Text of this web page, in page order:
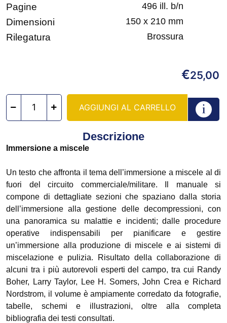
Pagine 496 ill. b/n
Dimensioni 150 x 210 mm
Rilegatura Brossura
€25,00
AGGIUNGI AL CARRELLO
Descrizione
Immersione a miscele
Un testo che affronta il tema dell’immersione a miscele al di
fuori del circuito commerciale/militare. Il manuale si
compone di dettagliate sezioni che spaziano dalla storia
dell’immersione alla gestione delle decompressioni, con
una panoramica su malattie e incidenti; dalle procedure
operative indispensabili per pianificare e gestire
un’immersione alla produzione di miscele e ai sistemi di
miscelazione e pulizia. Risultato della collaborazione di
alcuni tra i più autorevoli esperti del campo, tra cui Randy
Boher, Larry Taylor, Lee H. Somers, John Crea e Richard
Nordstrom, il volume è ampiamente corredato da fotografie,
tabelle, schemi e illustrazioni, oltre alla completa
bibliografia dei testi consultati.